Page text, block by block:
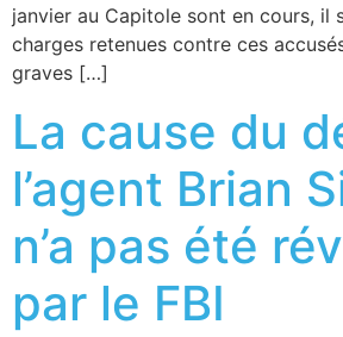
janvier au Capitole sont en cours, il
charges retenues contre ces
graves […]
La cause du
l’agent Brian
n’a pas été
par le FBI